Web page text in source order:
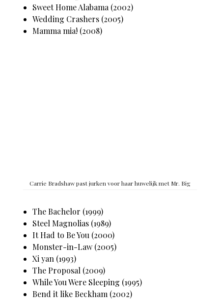
Sweet Home Alabama (2002)
Wedding Crashers (2005)
Mamma mia! (2008)
Carrie Bradshaw past jurken voor haar huwelijk met Mr. Big
The Bachelor (1999)
Steel Magnolias (1989)
It Had to Be You (2000)
Monster-in-Law (2005)
Xi yan (1993)
The Proposal (2009)
While You Were Sleeping (1995)
Bend it like Beckham (2002)